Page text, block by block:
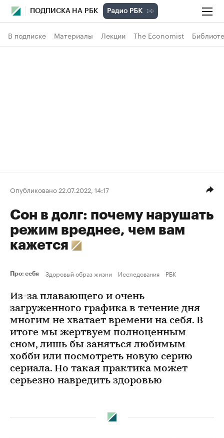
ПОДПИСКА НА РБК
В подписке Материалы Лекции The Economist
Опубликовано 22.07.2022, 14:17
Сон в долг: почему нарушать
режим вреднее, чем вам
кажется
Про: себя Здоровый образ жизни Исследования РБК
Из-за плавающего и очень
загруженного графика в течение дня
многим не хватает времени на себя. В
итоге мы жертвуем полноценным
сном, лишь бы заняться любимым
хобби или посмотреть новую серию
сериала. Но такая практика может
серьезно навредить здоровью